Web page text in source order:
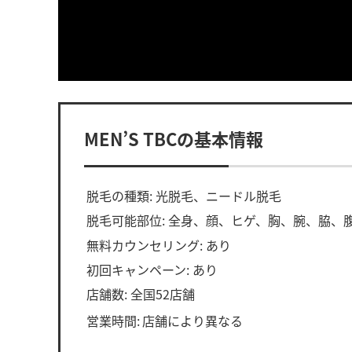
MEN’S TBCの基本情報
脱毛の種類: 光脱毛、ニードル脱毛
脱毛可能部位: 全身、顔、ヒゲ、胸、腕、脇、
無料カウンセリング: あり
初回キャンペーン: あり
店舗数: 全国52店舗
営業時間:店舗により異なる